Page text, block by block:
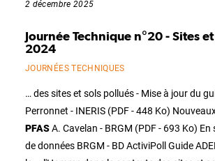
2 décembre 2025
Journée Technique n°20 - Sites
2024
JOURNÉES TECHNIQUES
… des sites et sols pollués - Mise à jour du
Perronnet - INERIS (PDF - 448 Ko)
PFASA. Cavelan - BRGM (PDF - 693 Ko)
de données BRGM - BD ActiviPoll Guide